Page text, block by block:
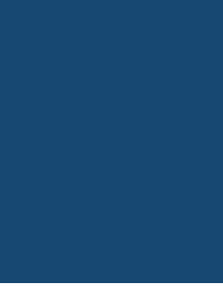
in a new window)